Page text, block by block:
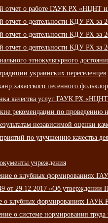
отчет о работе ГАУК РХ «НЦНТ
о деятельности КДУ РХ за
о деятельности КДУ РХ за
о деятельности КДУ РХ за
этнокультурного
украинских переселенцев
хакасского песенного
качества услуг ГАУК РХ
рекомендации по проведению
независимой оценки
по улучшению качества
учреждения
о клубных формированиях
от 29.12.2017 «Об утверждении
о клубных формированиях
о системе нормирования